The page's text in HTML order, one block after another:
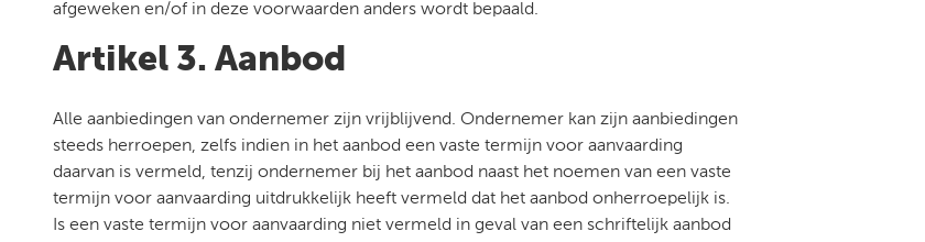
afgeweken en/of in deze voorwaarden anders wordt bepaald.
Artikel 3. Aanbod
Alle aanbiedingen van ondernemer zijn vrijblijvend. Ondernemer kan zijn aanbiedingen
steeds herroepen, zelfs indien in het aanbod een vaste termijn voor aanvaarding
daarvan is vermeld, tenzij ondernemer bij het aanbod naast het noemen van een vaste
termijn voor aanvaarding uitdrukkelijk heeft vermeld dat het aanbod onherroepelijk is.
Is een vaste termijn voor aanvaarding niet vermeld in geval van een schriftelijk aanbod